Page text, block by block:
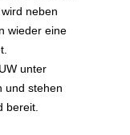
neben
wieder eine
unter
und stehen
bereit.